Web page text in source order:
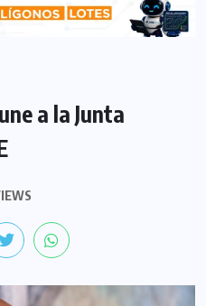
a la Junta